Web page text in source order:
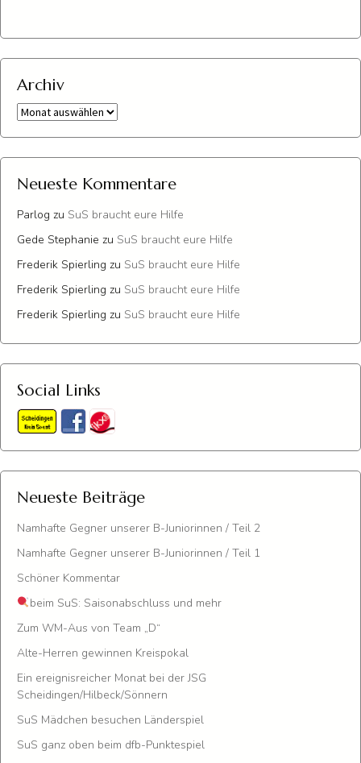
Archiv
Archiv
Neueste Kommentare
Parlog zu SuS braucht eure Hilfe
Gede Stephanie zu SuS braucht eure Hilfe
Frederik Spierling zu SuS braucht eure Hilfe
Frederik Spierling zu SuS braucht eure Hilfe
Frederik Spierling zu SuS braucht eure Hilfe
Social Links
Neueste Beiträge
Namhafte Gegner unserer B-Juniorinnen / Teil 2
Namhafte Gegner unserer B-Juniorinnen / Teil 1
Schöner Kommentar
beim SuS: Saisonabschluss und mehr
Zum WM-Aus von Team „D“
Alte-Herren gewinnen Kreispokal
Ein ereignisreicher Monat bei der JSG
Scheidingen/Hilbeck/Sönnern
SuS Mädchen besuchen Länderspiel
SuS ganz oben beim dfb-Punktespiel